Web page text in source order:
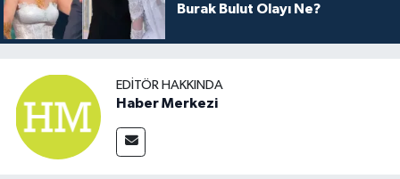
Burak Bulut Olayı Ne?
EDITÖR HAKKINDA
Haber Merkezi